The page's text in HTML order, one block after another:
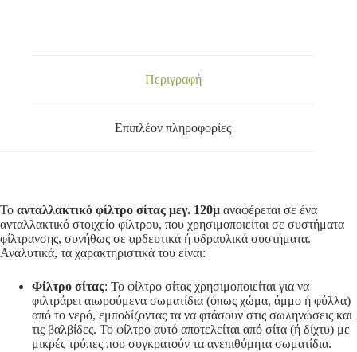
Περιγραφή
Επιπλέον πληροφορίες
Το ανταλλακτικό φίλτρο σίτας μεγ. 120μ αναφέρεται σε ένα
ανταλλακτικό στοιχείο φίλτρου, που χρησιμοποιείται σε συστήματα
φίλτρανσης, συνήθως σε αρδευτικά ή υδραυλικά συστήματα.
Αναλυτικά, τα χαρακτηριστικά του είναι:
Φίλτρο σίτας: Το φίλτρο σίτας χρησιμοποιείται για να
φιλτράρει αιωρούμενα σωματίδια (όπως χώμα, άμμο ή φύλλα)
από το νερό, εμποδίζοντας τα να φτάσουν στις σωληνώσεις και
τις βαλβίδες. Το φίλτρο αυτό αποτελείται από σίτα (ή δίχτυ) με
μικρές τρύπες που συγκρατούν τα ανεπιθύμητα σωματίδια.